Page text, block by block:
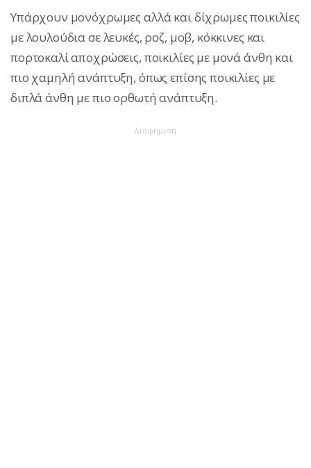
Υπάρχουν μονόχρωμες αλλά και δίχρωμες ποικιλίες
με λουλούδια σε λευκές, ροζ, μοβ, κόκκινες και
πορτοκαλί αποχρώσεις, ποικιλίες με μονά άνθη και
πιο χαμηλή ανάπτυξη, όπως επίσης ποικιλίες με
διπλά άνθη με πιο ορθωτή ανάπτυξη.
Διαφήμιση